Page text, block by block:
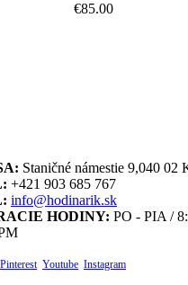
€85.00
Staničné námestie 9,040 02
+421 903 685 767
info@hodinarik.sk
HODINY: PO - PIA /
Pinterest Youtube Instagram